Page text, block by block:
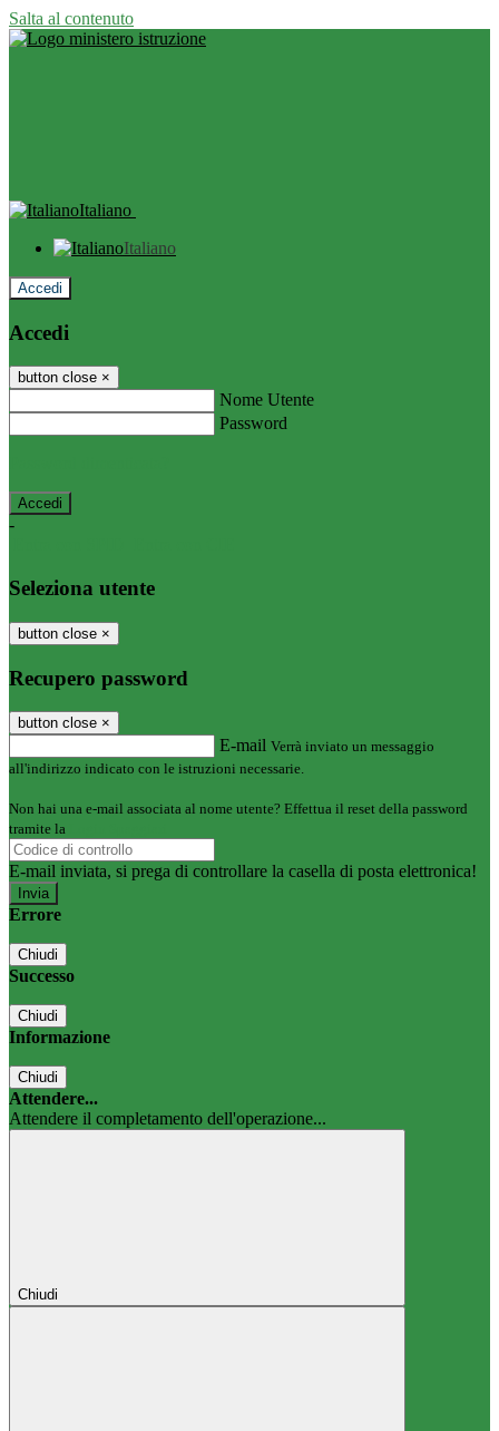
Salta al contenuto
Italiano
Italiano
Accedi
Accedi
button close ×
Nome Utente
Password
-
Seleziona utente
button close ×
Recupero password
button close ×
E-mail Verrà inviato un messaggio
all'indirizzo indicato con le istruzioni necessarie.
Non hai una e-mail associata al nome utente? Effettua il reset della password
tramite la
E-mail inviata, si prega di controllare la casella di posta elettronica!
Errore
Chiudi
Successo
Chiudi
Informazione
Chiudi
Attendere...
Attendere il completamento dell'operazione...
Chiudi